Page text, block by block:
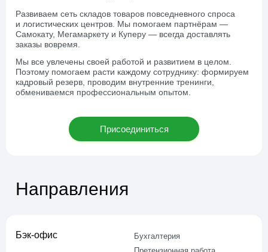
Развиваем сеть складов товаров повседневного спроса
и логистических центров. Мы помогаем партнёрам —
Самокату, Мегамаркету и Куперу — всегда доставлять
заказы вовремя.
Мы все увлечены своей работой и развитием в целом.
Поэтому помогаем расти каждому сотруднику: формируем
кадровый резерв, проводим внутренние тренинги,
обмениваемся профессиональным опытом.
Присоединиться
Направления
Бэк-офис
Бухгалтерия